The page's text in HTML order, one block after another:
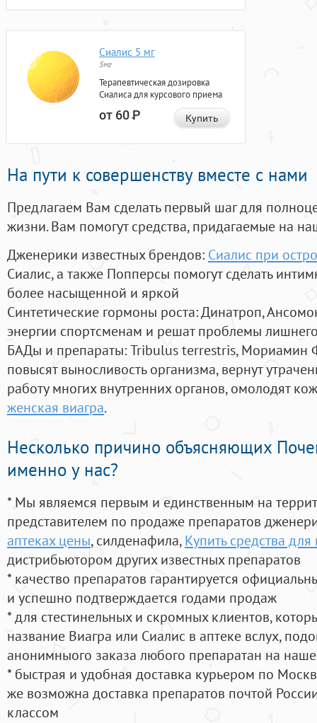
Сиалис 5 мг
5мг
Терапевтическая дозировка
Сиалиса для курсового приема
от 60Р Купить
На пути к совершенству вместе с нами
Предлагаем Вам сделать первый шаг для
жизни. Вам помогут средства, придагаемые на
Дженерики известных брендов: Сиалис при
Сиалис, а также Попперсы помогут сделать
более насыщенной и яркой
Синтетические гормоны роста: Динатроп,
энергии спортсменам и решат проблемы
БАДы и препараты:Tribulus terrestris, Мориамин
повысят выносливость организма, вернут
работу многих внутренних органов, омолодят
женская виагра.
Несколько причино объясняющих
именно у нас?
* Мы являемся первым и единственным на
представителем по продаже препаратов
аптеках цены, силденафила, Купить средства
дистрибьютором других известных препаратов
* качество препаратов гарантируется
и успешно подтверждается годами продаж
* для стестинельных и скромных клиентов,
название Виагра или Сиалис в аптеке вслух,
анонимныого заказа любого препаратан на
* быстрая и удобная доставка курьером по
же возможна доставка препаратов почтой
классом